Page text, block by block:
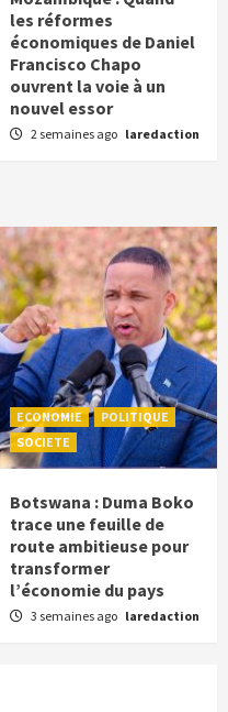
les réformes
économiques de Daniel
Francisco Chapo
ouvrent la voie à un
nouvel essor
2 semaines ago laredaction
ECONOMIE
POLITIQUE
SOCIETE
Botswana : Duma Boko
trace une feuille de
route ambitieuse pour
transformer
l’économie du pays
3 semaines ago laredaction